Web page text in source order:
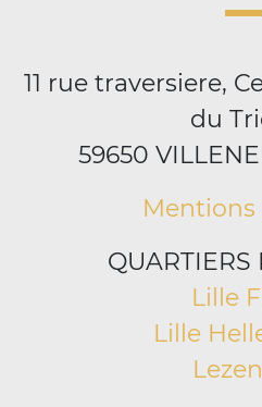
11 rue traversiere,
du
59650
Mentions
QUARTIERS
Lille
Lille